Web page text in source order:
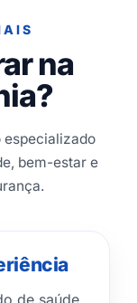
na
especializado
bem-estar e
de saúde,